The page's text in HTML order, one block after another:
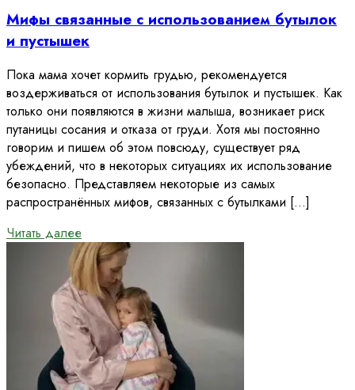
Мифы связанные с использованием бутылок
и пустышек
Пока мама хочет кормить грудью, рекомендуется
воздерживаться от использования бутылок и пустышек. Как
только они появляются в жизни малыша, возникает риск
путаницы сосания и отказа от груди. Хотя мы постоянно
говорим и пишем об этом повсюду, существует ряд
убеждений, что в некоторых ситуациях их использование
безопасно. Представляем некоторые из самых
распространённых мифов, связанных с бутылками […]
Читать далее